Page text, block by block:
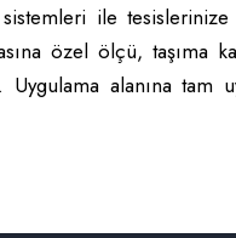
ile
özel ölçü,
alanına